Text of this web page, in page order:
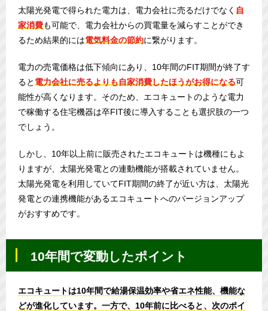
太陽光発電で得られた電力は、電力会社に売るだけでなく 自
家消費も可能で、電力会社からの買電量を減らすことができ
るため結果的には電気料金の節約に繋がります。
電力の売電価格は低下傾向にあり、10年間のFIT期間が終了す
ると 電力会社に売るよりも自家消費したほうがお得になる可
能性が高くなります。そのため、エコキュートのような電力
で稼働する住宅機器は卒FIT後に導入することも選択肢の一つ
でしょう。
しかし、10年以上前に販売されたエコキュートは機種にもよ
りますが、太陽光発電との連動機能が搭載されていません。
太陽光発電を利用していてFIT期間の終了が近い方は、太陽光
発電との連携機能があるエコキュートへのバージョンアップ
がおすすめです。
10年間で変動したポイント
エコキュートは10年間で給湯保温効率や省エネ性能、機能な
どが進化しています。一方で、10年前に比べると、次のポイ